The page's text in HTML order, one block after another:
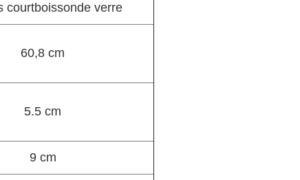
courtboissonde verre
60,8 cm
5.5 cm
9 cm